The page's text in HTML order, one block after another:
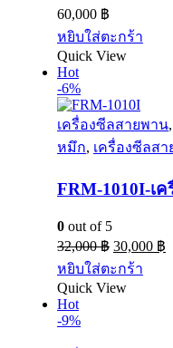
60,000 ฿
หยิบใส่ตะกร้า
Quick View
Hot
-6%
เครื่องซีลสายพาน,
หมึก, เครื่องซีลส
FRM-1010I-เ
0 out of 5
32,000฿ 30,000 ฿
หยิบใส่ตะกร้า
Quick View
Hot
-9%